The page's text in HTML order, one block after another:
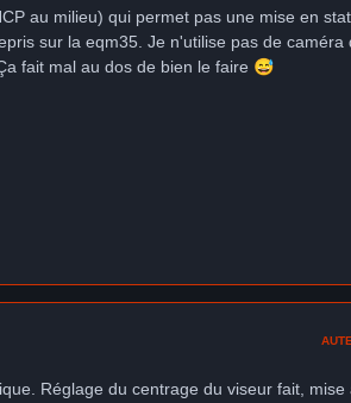
au milieu) qui permet pas une mise en
sur la eqm35. Je n'utilise pas de caméra
fait mal au dos de bien le faire 😅
Réglage du centrage du viseur fait, mise